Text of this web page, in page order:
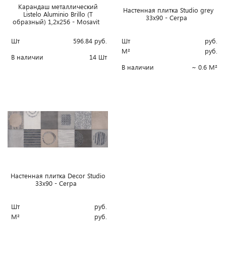
Карандаш металлический
Listelo Aluminio Brillo (Т
образный) 1,2x256 - Mosavit
Шт 596.84 руб.
В наличии
14 Шт
Настенная плитка Studio grey
33x90 - Cerpa
Шт
руб.
М²
руб.
В наличии
~ 0.6 М²
Настенная плитка Decor Studio
33x90 - Cerpa
Шт
руб.
М²
руб.